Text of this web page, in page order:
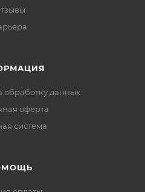
обработку данных
оферта
система